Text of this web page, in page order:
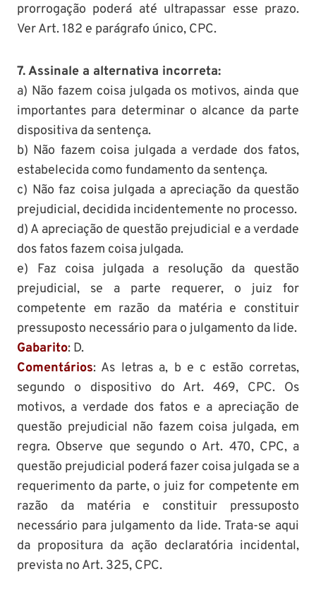
prorrogação poderá até ultrapassar esse prazo.
Ver Art. 182 e parágrafo único, CPC.
7. Assinale a alternativa incorreta:
a) Não fazem coisa julgada os motivos, ainda que
importantes para determinar o alcance da parte
dispositiva da sentença.
b) Não fazem coisa julgada a verdade dos fatos,
estabelecida como fundamento da sentença.
c) Não faz coisa julgada a apreciação da questão
prejudicial, decidida incidentemente no processo.
d) A apreciação de questão prejudicial e a verdade
dos fatos fazem coisa julgada.
e) Faz coisa julgada a resolução da questão
prejudicial, se a parte requerer, o juiz for
competente em razão da matéria e constituir
pressuposto necessário para o julgamento da lide.
Gabarito: D.
Comentários: As letras a, b e c estão corretas,
segundo o dispositivo do Art. 469, CPC. Os
motivos, a verdade dos fatos e a apreciação de
questão prejudicial não fazem coisa julgada, em
regra. Observe que segundo o Art. 470, CPC, a
questão prejudicial poderá fazer coisa julgada se a
requerimento da parte, o juiz for competente em
razão da matéria e constituir pressuposto
necessário para julgamento da lide. Trata-se aqui
da propositura da ação declaratória incidental,
prevista no Art. 325, CPC.